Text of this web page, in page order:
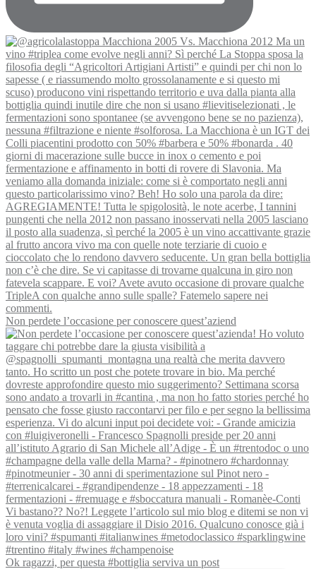
Non perdete l’occasione per conoscere quest’aziend
Ok ragazzi, per questa #bottiglia serviva un post